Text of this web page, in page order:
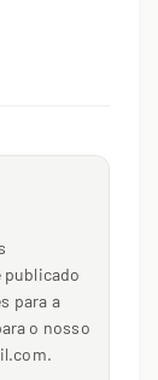
publicado
para a
o nosso